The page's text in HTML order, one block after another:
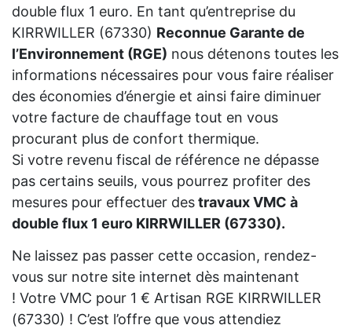
double flux 1 euro. En tant qu’entreprise du
KIRRWILLER (67330) Reconnue Garante de
l’Environnement (RGE) nous détenons toutes les
informations nécessaires pour vous faire réaliser
des économies d’énergie et ainsi faire diminuer
votre facture de chauffage tout en vous
procurant plus de confort thermique.
Si votre revenu fiscal de référence ne dépasse
pas certains seuils, vous pourrez profiter des
mesures pour effectuer destravaux VMC à
double flux 1 euro KIRRWILLER (67330).
Ne laissez pas passer cette occasion, rendez-
vous sur notre site internet dès maintenant
! Votre VMC pour 1 € Artisan RGE KIRRWILLER
(67330) ! C’est l’offre que vous attendiez